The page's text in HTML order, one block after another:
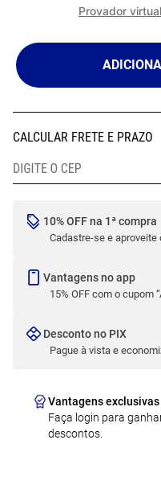
Provador virtual
10% OFF na 1ª compra
Cadastre-se e aproveite
Vantagens no app
15% OFF com o cupom
Desconto no PIX
Pague à vista e
Vantagens
Faça login para
descontos.